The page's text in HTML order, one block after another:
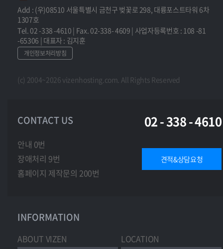
Add : (우)08510 서울특별시 금천구 벚꽃로 298, 대륭포스트타워 6차
1307호
Tel. 02 -338 -4610 | Fax. 02-338- 4609 | 사업자등록번호 : 108 -81
-65306 | 대표자 : 김지훈
개인정보처리방침
(c) 2004~2026 vizenhosting.com. All Rights Reserved
CONTACT US 02 - 338 - 4610
안내 0번
장애처리 9번
홈페이지 제작문의 200번
견적&상담요청
INFORMATION
ABOUT VIZEN LOCATION